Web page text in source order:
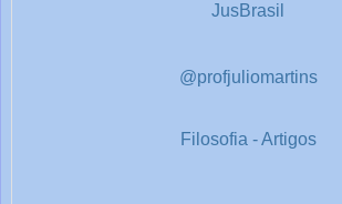
JusBrasil
@profjuliomartins
Filosofia - Artigos